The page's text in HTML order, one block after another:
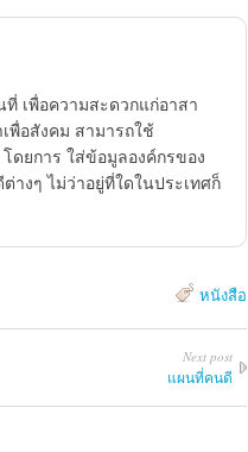
เพื่อความสะดวกแก่อาสา
พื่อสังคม สามารถใช้
ดยการ ใส่ข้อมูลองค์กรของ
างๆ ไม่ว่าอยู่ที่ใดในประเทศก็
หนังสือ
Next post
แผนที่คนดี